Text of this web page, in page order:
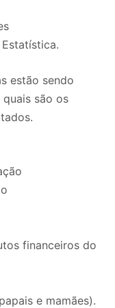
estão sendo
são os
financeiros do
e mamães).